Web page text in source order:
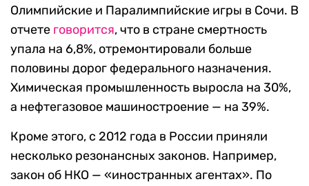
Олимпийские и Паралимпийские игры в Сочи. В
отчете говорится, что в стране смертность
упала на 6,8%, отремонтировали больше
половины дорог федерального назначения.
Химическая промышленность выросла на 30%,
а нефтегазовое машиностроение — на 39%.
Кроме этого, с 2012 года в России приняли
несколько резонансных законов. Например,
закон об НКО — «иностранных агентах». По